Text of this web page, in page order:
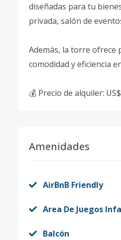
diseñadas para tu
privada, salón de
Además, la torre ofrece
comodidad y eficiencia
💰 Precio de alquiler:
Amenidades
AirBnB Friendly
Area De Juegos
Balcón